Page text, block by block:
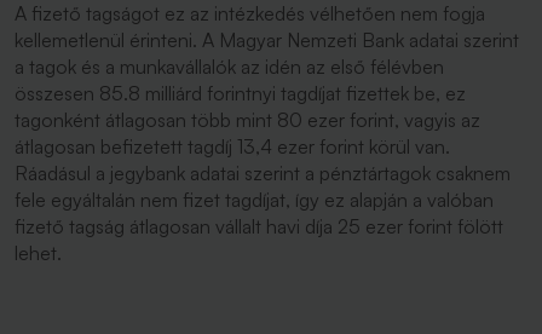
A fizető tagságot ez az intézkedés vélhetően nem fogja
kellemetlenül érinteni. A Magyar Nemzeti Bank adatai szerint
a tagok és a munkavállalók az idén az első félévben
összesen 85.8 milliárd forintnyi tagdíjat fizettek be, ez
tagonként átlagosan több mint 80 ezer forint, vagyis az
átlagosan befizetett tagdíj 13,4 ezer forint körül van.
Ráadásul a jegybank adatai szerint a pénztártagok csaknem
fele egyáltalán nem fizet tagdíjat, így ez alapján a valóban
fizető tagság átlagosan vállalt havi díja 25 ezer forint fölött
lehet.